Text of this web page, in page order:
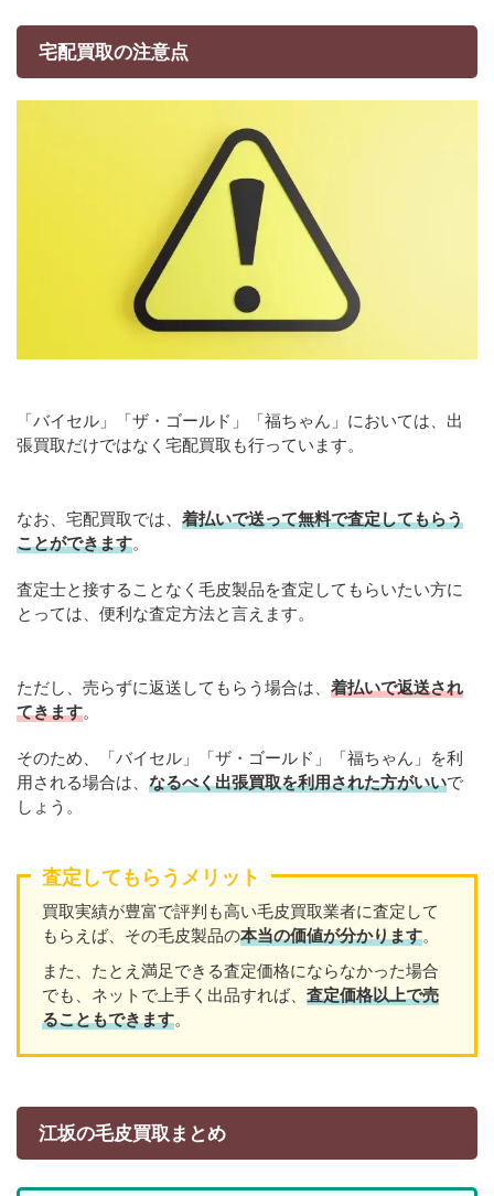
宅配買取の注意点
「バイセル」「ザ・ゴールド」「福ちゃん」においては、出
張買取だけではなく宅配買取も行っています。
なお、宅配買取では、 着払いで送って無料で査定してもらう
ことができます。
査定士と接することなく毛皮製品を査定してもらいたい方に
とっては、便利な査定方法と言えます。
ただし、売らずに返送してもらう場合は、 着払いで返送され
てきます。
そのため、「バイセル」「ザ・ゴールド」「福ちゃん」を利
用される場合は、 なるべく出張買取を利用された方がいいで
しょう。
査定してもらうメリット
買取実績が豊富で評判も高い毛皮買取業者に査定して
もらえば、その毛皮製品の本当の価値が分かります。
また、たとえ満足できる査定価格にならなかった場合
でも、ネットで上手く出品すれば、 査定価格以上で売
ることもできます。
江坂の毛皮買取まとめ